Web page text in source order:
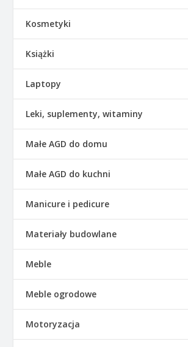
Kosmetyki
Książki
Laptopy
Leki, suplementy, witaminy
Małe AGD do domu
Małe AGD do kuchni
Manicure i pedicure
Materiały budowlane
Meble
Meble ogrodowe
Motoryzacja